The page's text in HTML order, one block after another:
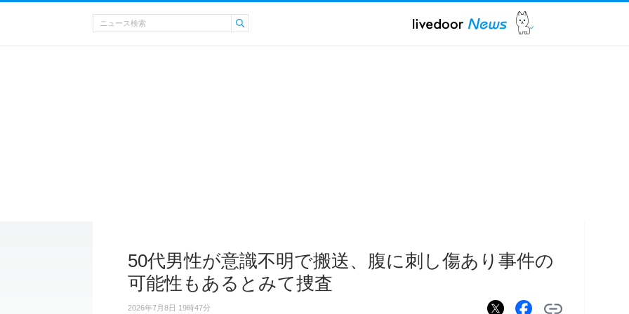
50代男性が意識不明で搬送、腹に刺し傷あり事件の
可能性もあるとみて捜査
2026年7月8日 19時47分